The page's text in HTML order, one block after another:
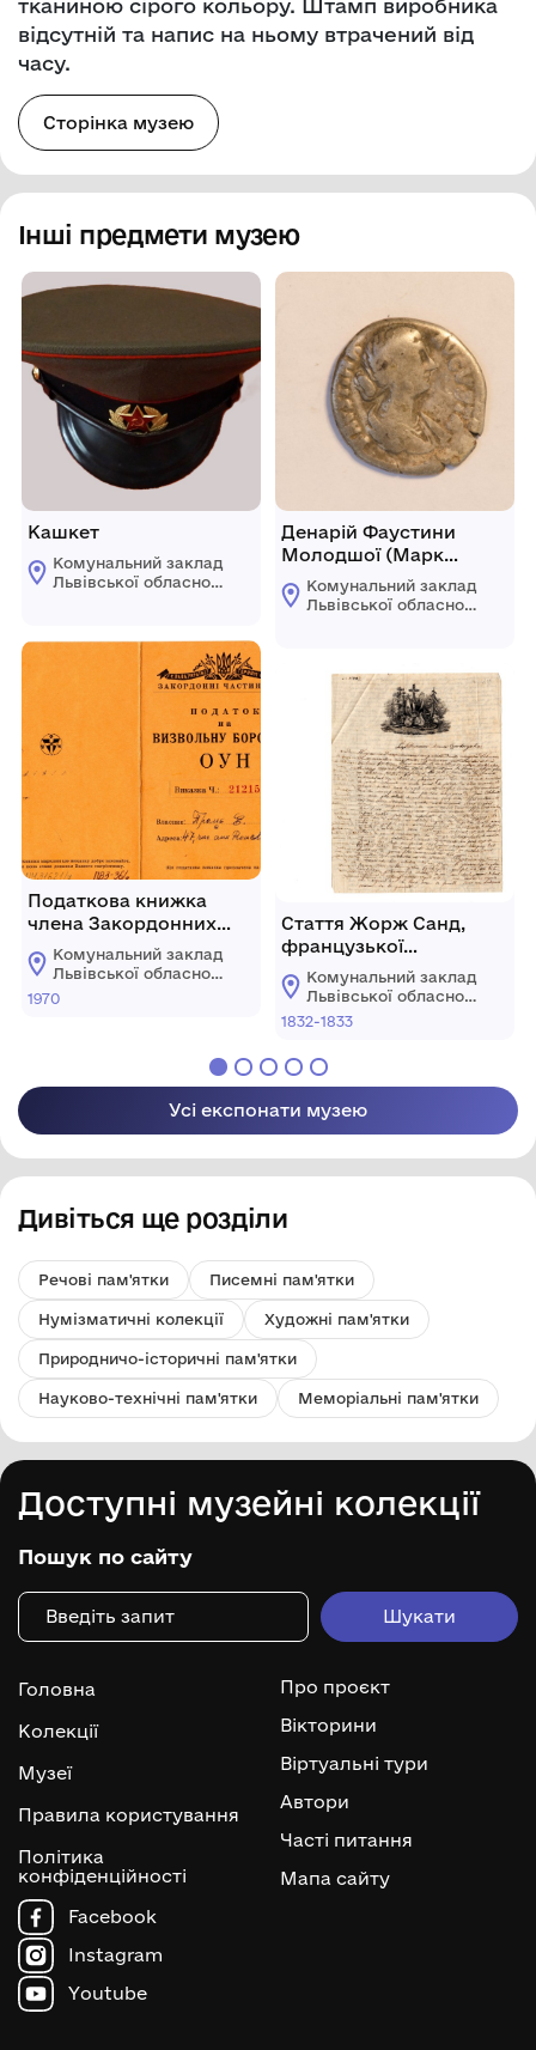
тканиною сірого кольору. Штамп виробника
відсутній та напис на ньому втрачений від
часу.
Сторінка музею
Інші предмети музею
Кашкет
Комунальний заклад
Львівської обласної
Податкова книжка
члена Закордонних
Частин ОУН Проця Е. з
вклеєними марками
«Визвольний Фонд
Комунальний заклад
Львівської обласної
ради "Львівський
1970
Денарій Фаустини
Молодшої (Марк
Аврелій для Фаустини
Молодшої)
Комунальний заклад
Львівської обласної
Стаття Жорж Санд,
французької
письменниці, про
доброчинну діяльність
Княгині Анни
поляків-емігрантів у
Франції
Комунальний заклад
Львівської обласної
ради "Львівський
1832-1833
Усі експонати музею
Дивіться ще розділи
Речові пам'ятки Писемні пам'ятки
Нумізматичні колекції Художні пам'ятки
Природничо-історичні пам'ятки
Науково-технічні пам'ятки Меморіальні пам'ятки
Доступні музейні колекції
Пошук по сайту
Головна
Колекції
Музеї
Правила користування
Політика
конфіденційності
Про проєкт
Вікторини
Віртуальні тури
Автори
Часті питання
Мапа сайту
Facebook
Instagram
Youtube